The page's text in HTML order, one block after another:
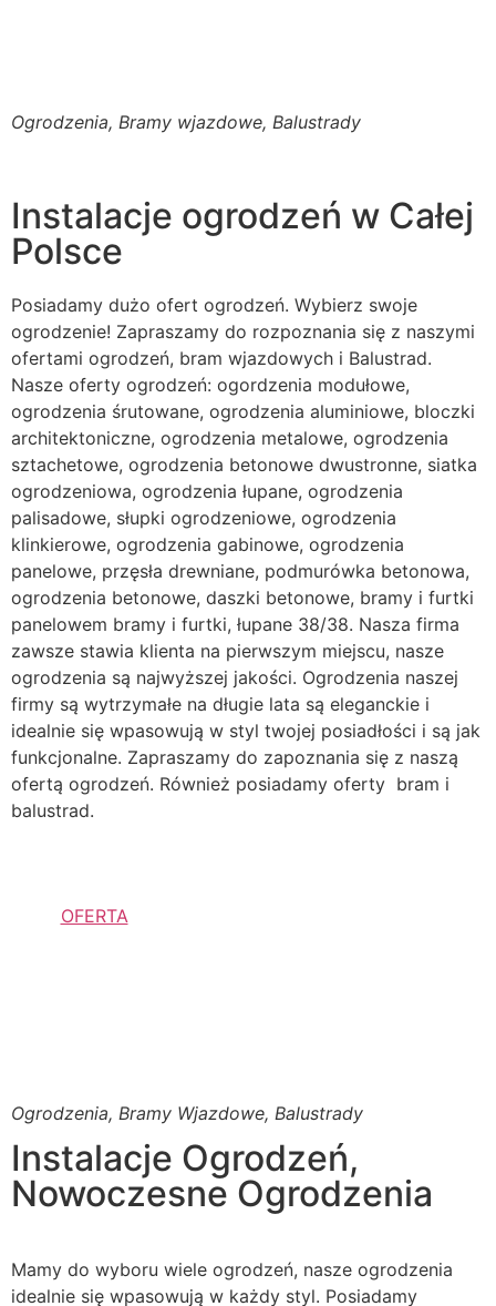
Ogrodzenia, Bramy wjazdowe, Balustrady
Instalacje ogrodzeń w Całej
Polsce
Posiadamy dużo ofert ogrodzeń. Wybierz swoje
ogrodzenie! Zapraszamy do rozpoznania się z naszymi
ofertami ogrodzeń, bram wjazdowych i Balustrad.
Nasze oferty ogrodzeń: ogordzenia modułowe,
ogrodzenia śrutowane, ogrodzenia aluminiowe, bloczki
architektoniczne, ogrodzenia metalowe, ogrodzenia
sztachetowe, ogrodzenia betonowe dwustronne, siatka
ogrodzeniowa, ogrodzenia łupane, ogrodzenia
palisadowe, słupki ogrodzeniowe, ogrodzenia
klinkierowe, ogrodzenia gabinowe, ogrodzenia
panelowe, przęsła drewniane, podmurówka betonowa,
ogrodzenia betonowe, daszki betonowe, bramy i furtki
panelowem bramy i furtki, łupane 38/38. Nasza firma
zawsze stawia klienta na pierwszym miejscu, nasze
ogrodzenia są najwyższej jakości. Ogrodzenia naszej
firmy są wytrzymałe na długie lata są eleganckie i
idealnie się wpasowują w styl twojej posiadłości i są jak
funkcjonalne. Zapraszamy do zapoznania się z naszą
ofertą ogrodzeń. Również posiadamy oferty bram i
balustrad.
OFERTA
Ogrodzenia, Bramy Wjazdowe, Balustrady
Instalacje Ogrodzeń,
Nowoczesne Ogrodzenia
Mamy do wyboru wiele ogrodzeń, nasze ogrodzenia
idealnie się wpasowują w każdy styl. Posiadamy